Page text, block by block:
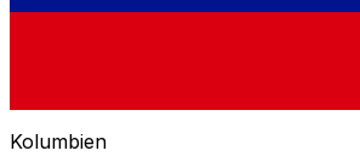
Kolumbien